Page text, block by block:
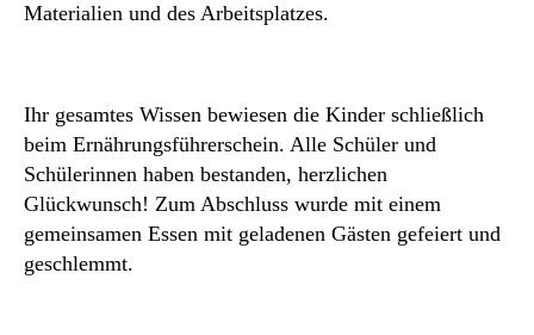
Materialien und des Arbeitsplatzes.
Ihr gesamtes Wissen bewiesen die Kinder schließlich
beim Ernährungsführerschein. Alle Schüler und
Schülerinnen haben bestanden, herzlichen
Glückwunsch! Zum Abschluss wurde mit einem
gemeinsamen Essen mit geladenen Gästen gefeiert und
geschlemmt.